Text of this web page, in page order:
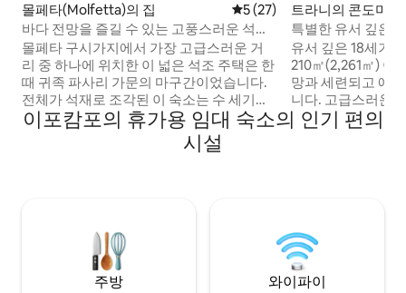
몰페타(Molfetta)의 집 평점 5점(5점 만점), 후기 27
5 (27)
바다 전망을 즐길 수 있는 고풍스러운 석조
로프트
몰페타 구시가지에서 가장 고급스러운 거
리 중 하나에 위치한 이 넓은 석조 주택은 한
때 귀족 파사리 가문의 마구간이었습니다.
전체가 석재로 조각된 이 숙소는 수 세기의
역사와 현대적인 편안함을 조화롭게 갖추
고 있습니다. 아름다운 아드리아해 전망을
감상할 수 있는 멋진 창문이 원래의 석조 벽
트라니의 콘도미니
특별한 유서 깊은
유서 깊은 18세기
210㎡(2,261㎡) 아
망과 세련되고 예
니다. 고급스러운 그림과 고품질의 복제품
으로 독특한 분위
세련된 객실. 현대의 모든 편의시설을 갖춘
이포캄포의 휴가용 임대 숙소의 인기 편의
시설
주방 와이파이